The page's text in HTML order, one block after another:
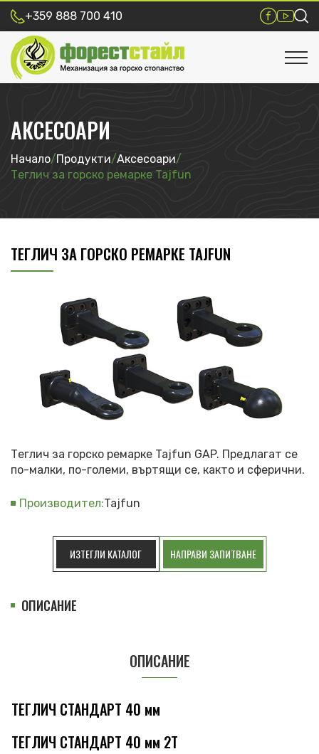
+359 888 700 410
АКСЕСОАРИ
Начало/Продукти/Аксесоари/
Теглич за горско ремарке Tajfun
ТЕГЛИЧ ЗА ГОРСКО РЕМАРКЕ TAJFUN
Теглич за горско ремарке Tajfun GAP. Предлагат се
по-малки, по-големи, въртящи се, както и сферични.
Производител:Tajfun
ИЗТЕГЛИ КАТАЛОГ НАПРАВИ ЗАПИТВАНЕ
ОПИСАНИЕ
ОПИСАНИЕ
ТЕГЛИЧ СТАНДАРТ 40 мм
ТЕГЛИЧ СТАНДАРТ 40 мм 2Т